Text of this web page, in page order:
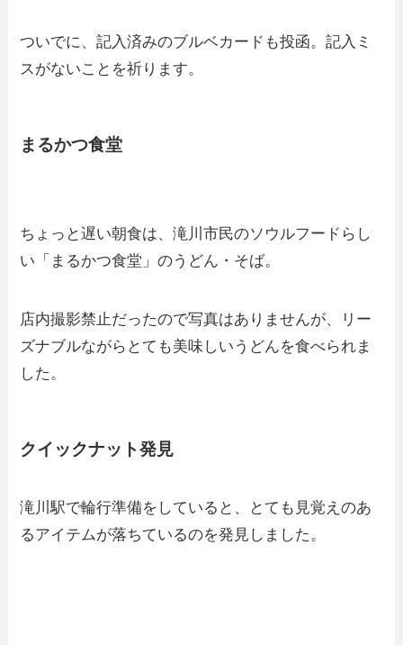
ついでに、記入済みのブルベカードも投函。記入ミ
スがないことを祈ります。
まるかつ食堂
ちょっと遅い朝食は、滝川市民のソウルフードらし
い「まるかつ食堂」のうどん・そば。
店内撮影禁止だったので写真はありませんが、リー
ズナブルながらとても美味しいうどんを食べられま
した。
クイックナット発見
滝川駅で輪行準備をしていると、とても見覚えのあ
るアイテムが落ちているのを発見しました。